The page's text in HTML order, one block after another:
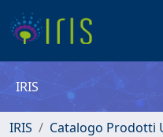
IRIS
IRIS
Catalogo Prodotti